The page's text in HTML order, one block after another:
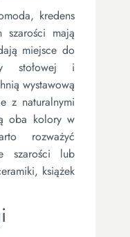
kredens
mają
miejsce do
stołowej i
wystawową
z naturalnymi
oba kolory w
rozważyć
szarości lub
książek